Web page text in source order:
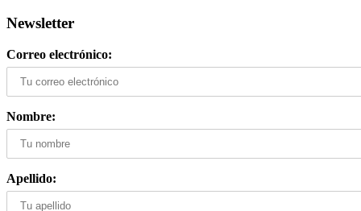
Newsletter
Correo electrónico:
Nombre:
Apellido: